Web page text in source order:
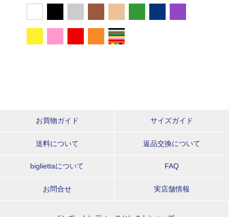
お買物ガイド サイズガイド
送料について 返品交換について
bigliettaについて FAQ
お問合せ 実店舗情報